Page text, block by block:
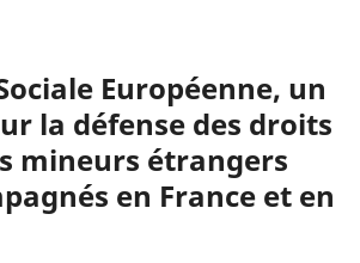
Européenne, un
la défense des droits
mineurs étrangers
en France et en